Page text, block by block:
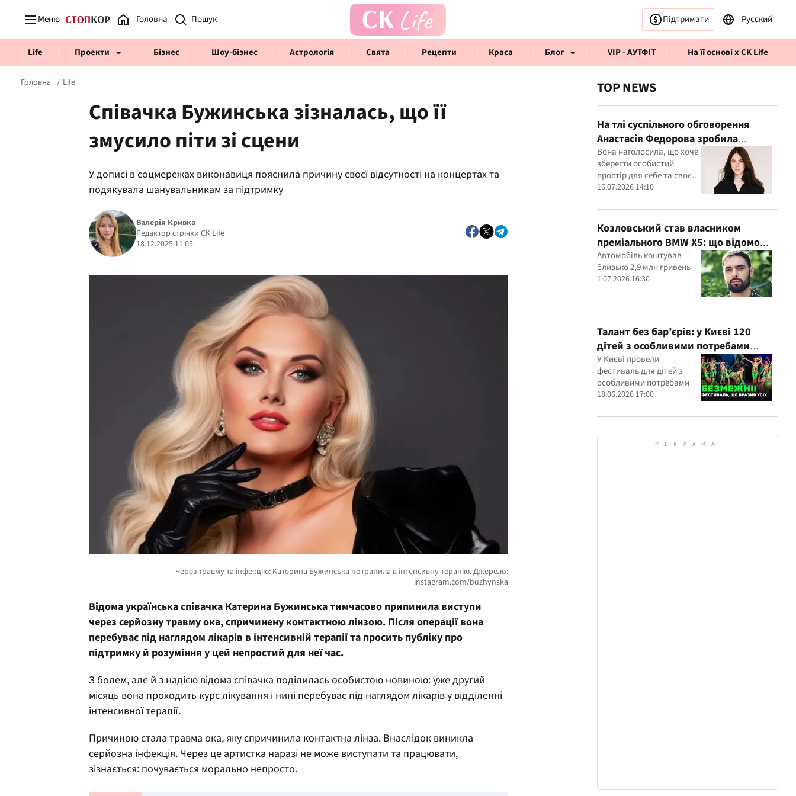
Меню Головна Підтримати Русский
Life Проекти Бізнес Шоу-бізнес Астрологія Свята Рецепти Краса Блог VIP - АУТФІТ На її основі x CK Life
Головна Life
Співачка Бужинська зізналась, що її
змусило піти зі сцени
У дописі в соцмережах виконавиця пояснила причину своєї відсутності на концертах та
подякувала шанувальникам за підтримку
Валерія Кривка
Редактор стрічки CK Life
18.12.2025 11:05
Відома українськаспівачка Катерина Бужинська тимчасово припинила виступи
через серйозну травму ока, спричинену контактною лінзою. Після операції вона
перебуває під наглядом лікарів в інтенсивній терапії та просить публіку про
підтримку й розуміння у цей непростий для неї час.
З болем, але й з надією відома співачка поділилась особистою новиною: уже другий
місяць вона проходить курс лікування і нині перебуває під наглядом лікарів у відділенні
інтенсивної терапії.
Причиною стала травма ока, яку спричинила контактна лінза. Внаслідок виникла
серйозна інфекція. Через це артистка наразі не може виступати та працювати,
зізнається: почувається морально непросто.
TOP NEWS
На тлі суспільного обговорення
Анастасія Федорова зробила
публічну заяву
Вона наголосила, що хоче
зберегти особистий
простір для себе та своєї
дитини
16.07.2026 14:10
Козловський став власником
преміального BMW X5: що відомо
про покупку
Автомобіль коштував
близько 2,9 млн гривень
1.07.2026 16:30
Талант без бар’єрів: у Києві 120
дітей з особливими потребами
виступили на всеукраїнському
фестивалі
У Києві провели
фестиваль для дітей з
особливими потребами
18.06.2026 17:00